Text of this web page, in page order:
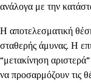
ανάλογα με την
Η αποτελεσματική
σταθερής άμυνας. Η
“μετακίνηση
να προσαρμόζουν τις